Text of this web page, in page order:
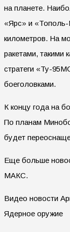
на планете.
«Ярс» и
километров. На
ракетами,
стратеги «Ту-
боеголовками.
К концу года на
По планам
будет
Еще больше
МАКС.
Видео новости
Ядерное оружие